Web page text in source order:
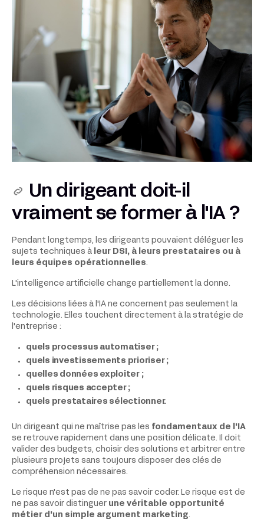
Un dirigeant doit-il
vraiment se former à l'IA ?
Pendant longtemps, les dirigeants pouvaient déléguer les
sujets techniques à
leur DSI, à leurs prestataires ou à
leurs équipes opérationnelles.
L'intelligence artificielle change partiellement la donne.
Les décisions liées à l'IA ne concernent pas seulement la
technologie. Elles touchent directement à la stratégie de
l'entreprise :
quels processus automatiser ;
quels investissements prioriser ;
quelles données exploiter ;
quels risques accepter ;
quels prestataires sélectionner.
Un dirigeant qui ne maîtrise pas les fondamentaux de l'IA
se retrouve rapidement dans une position délicate. Il doit
valider des budgets, choisir des solutions et arbitrer entre
plusieurs projets sans toujours disposer des clés de
compréhension nécessaires.
Le risque n'est pas de ne pas savoir coder. Le risque est de
ne pas savoir distinguer une véritable opportunité
métier d'un simple argument marketing.